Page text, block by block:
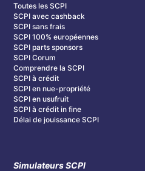
Toutes les SCPI
SCPI avec cashback
SCPI sans frais
SCPI 100% européennes
SCPI parts sponsors
SCPI Corum
Comprendre la SCPI
SCPI à crédit
SCPI en nue-propriété
SCPI en usufruit
SCPI à crédit in fine
Délai de jouissance SCPI
Simulateurs SCPI